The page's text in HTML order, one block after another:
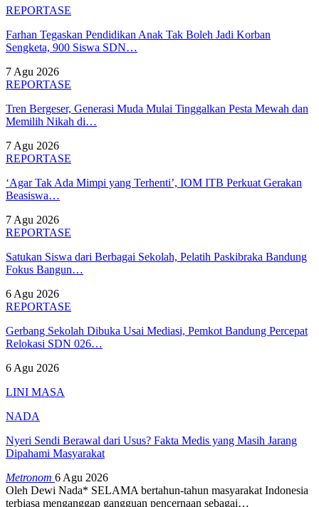
REPORTASE
Farhan Tegaskan Pendidikan Anak Tak Boleh Jadi Korban
Sengketa, 900 Siswa SDN…
7 Agu 2026
REPORTASE
Tren Bergeser, Generasi Muda Mulai Tinggalkan Pesta Mewah dan
Memilih Nikah di…
7 Agu 2026
REPORTASE
‘Agar Tak Ada Mimpi yang Terhenti’, IOM ITB Perkuat Gerakan
Beasiswa…
7 Agu 2026
REPORTASE
Satukan Siswa dari Berbagai Sekolah, Pelatih Paskibraka Bandung
Fokus Bangun…
6 Agu 2026
REPORTASE
Gerbang Sekolah Dibuka Usai Mediasi, Pemkot Bandung Percepat
Relokasi SDN 026…
6 Agu 2026
LINI MASA
NADA
Nyeri Sendi Berawal dari Usus? Fakta Medis yang Masih Jarang
Dipahami Masyarakat
Metronom 6 Agu 2026
Oleh Dewi Nada* SELAMA bertahun-tahun masyarakat Indonesia
terbiasa menganggap gangguan pencernaan sebagai…